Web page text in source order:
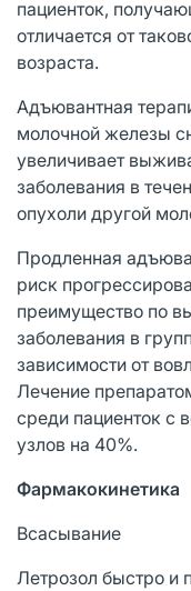
пациенток,
отличается от
возраста.
Адъювантная
молочной железы
увеличивает
заболевания в
опухоли другой
Продленная
риск
преимущество по
заболевания в
зависимости от
Лечение
среди пациенток с
узлов на 40%.
Фармакокинетика
Всасывание
Летрозол быстро и